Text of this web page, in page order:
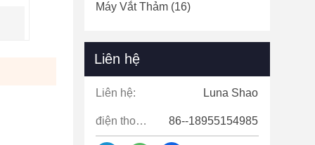
Máy Vắt Thảm (16)
Liên hệ
Liên hệ: Luna Shao
điện thoại: 86--18955154985